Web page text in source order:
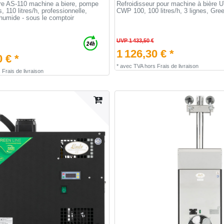
AS-110 machine a biere, pompe
110 litres/h, professionnelle,
- sous le comptoir
€ *
Frais de livraison
Refroidisseur pour machine à bière
CWP 100, 100 litres/h, 3 lignes,
UVP 1 433,50 €
1 126,30 € *
* avec TVAhors Frais de livraison